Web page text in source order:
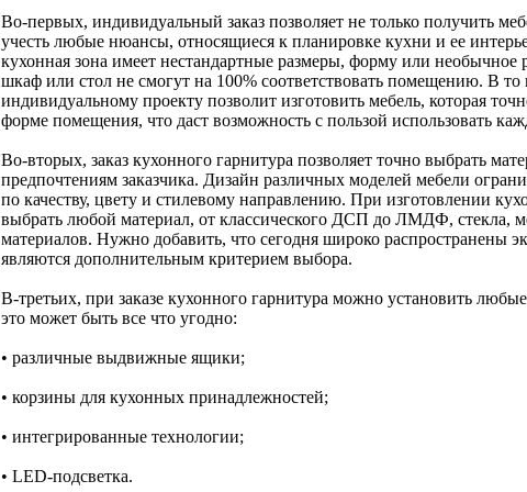
Во-первых, индивидуальный заказ позволяет не только получить
учесть любые нюансы, относящиеся к планировке кухни и ее
кухонная зона имеет нестандартные размеры, форму или необычное
шкаф или стол не смогут на 100% соответствовать помещению. В то
индивидуальному проекту позволит изготовить мебель, которая
форме помещения, что даст возможность с пользой использовать
Во-вторых, заказ кухонного гарнитура позволяет точно выбрать
предпочтениям заказчика. Дизайн различных моделей мебели
по качеству, цвету и стилевому направлению. При изготовлении
выбрать любой материал, от классического ДСП до ЛМДФ, стекла,
материалов. Нужно добавить, что сегодня широко распространены
являются дополнительным критерием выбора.
В-третьих, при заказе кухонного гарнитура можно установить
это может быть все что угодно:
• различные выдвижные ящики;
• корзины для кухонных принадлежностей;
• интегрированные технологии;
• LED-подсветка.